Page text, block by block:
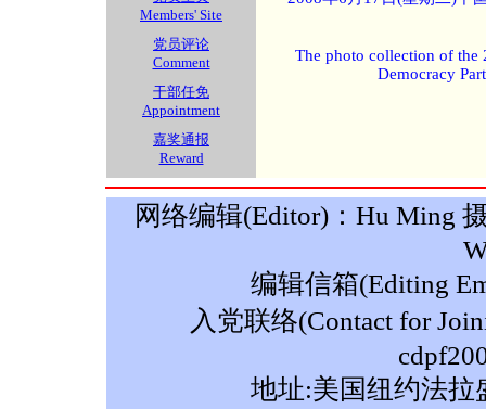
Members' Site
党员评论
Comment
干部任免
Appointment
嘉奖通报
Reward
The photo collection of the
Democracy
网络编辑(Editor)：Hu Ming
编辑信箱(Editing
入党联络(Contact for
地址:美国纽约法拉